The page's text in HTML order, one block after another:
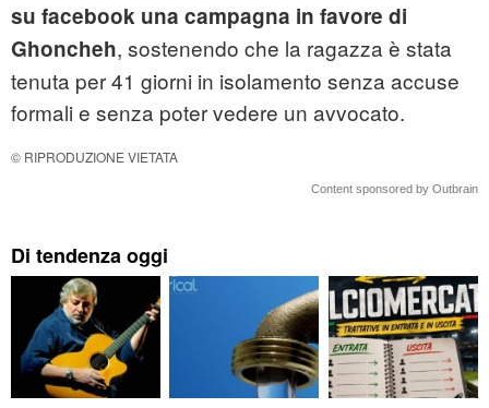
su facebook una campagna in favore di
Ghoncheh, sostenendo che la ragazza è stata
tenuta per 41 giorni in isolamento senza accuse
formali e senza poter vedere un avvocato.
© RIPRODUZIONE VIETATA
Content sponsored by Outbrain
Di tendenza oggi